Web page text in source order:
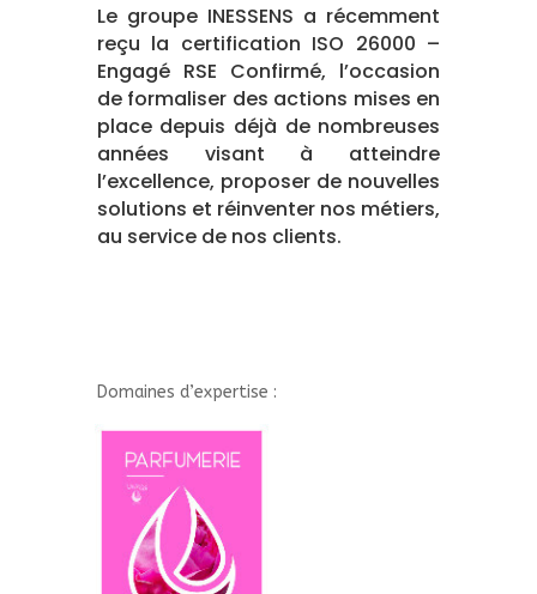
Le groupe INESSENS a récemment
reçu la certification ISO 26000 –
Engagé RSE Confirmé, l’occasion
de formaliser des actions mises en
place depuis déjà de nombreuses
années visant à atteindre
l’excellence, proposer de nouvelles
solutions et réinventer nos métiers,
au service de nos clients.
Domaines d’expertise :